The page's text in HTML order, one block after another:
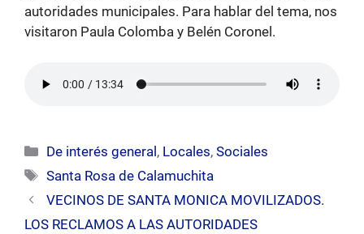
autoridades municipales. Para hablar del tema, nos
visitaron Paula Colomba y Belén Coronel.
Categorías
De interés general , Locales,Sociales
Etiquetas
Santa Rosa de Calamuchita
VECINOS DE SANTA MONICA MOVILIZADOS.
LOS RECLAMOS A LAS AUTORIDADES